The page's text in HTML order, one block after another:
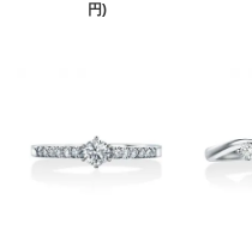
円)